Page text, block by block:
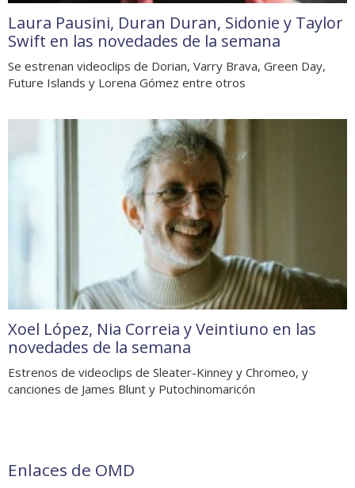
Laura Pausini, Duran Duran, Sidonie y Taylor
Swift en las novedades de la semana
Se estrenan videoclips de Dorian, Varry Brava, Green Day,
Future Islands y Lorena Gómez entre otros
Xoel López, Nia Correia y Veintiuno en las
novedades de la semana
Estrenos de videoclips de Sleater-Kinney y Chromeo, y
canciones de James Blunt y Putochinomaricón
Enlaces de OMD